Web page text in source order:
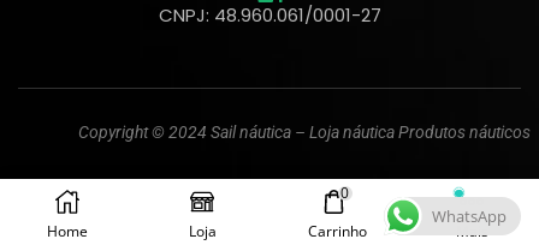
Home Loja
0
Carrinho Mais
CNPJ: 48.960.061/0001-27
Copyright © 2024 Sail náutica – Loja náutica Produtos náuticos
WhatsApp